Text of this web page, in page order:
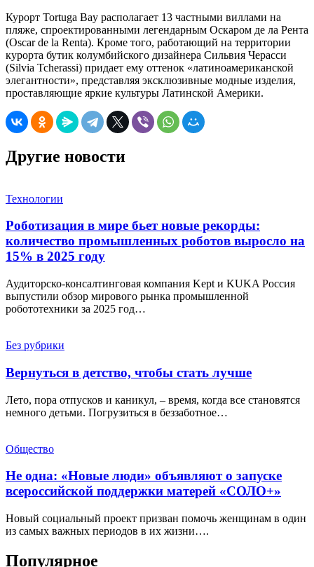
Курорт Tortuga Bay располагает 13 частными виллами на
пляже, спроектированными легендарным Оскаром де ла Рента
(Oscar de la Renta). Кроме того, работающий на территории
курорта бутик колумбийского дизайнера Сильвия Черасси
(Silvia Tcherassi) придает ему оттенок «латиноамериканской
элегантности», представляя эксклюзивные модные изделия,
проставляющие яркие культуры Латинской Америки.
Другие новости
Технологии
Роботизация в мире бьет новые рекорды:
количество промышленных роботов выросло на
15% в 2025 году
Аудиторско-консалтинговая компания Kept и KUKA Россия
выпустили обзор мирового рынка промышленной
робототехники за 2025 год…
Без рубрики
Вернуться в детство, чтобы стать лучше
Лето, пора отпусков и каникул, – время, когда все становятся
немного детьми. Погрузиться в беззаботное…
Общество
Не одна: «Новые люди» объявляют о запуске
всероссийской поддержки матерей «СОЛО+»
Новый социальный проект призван помочь женщинам в один
из самых важных периодов в их жизни….
Популярное